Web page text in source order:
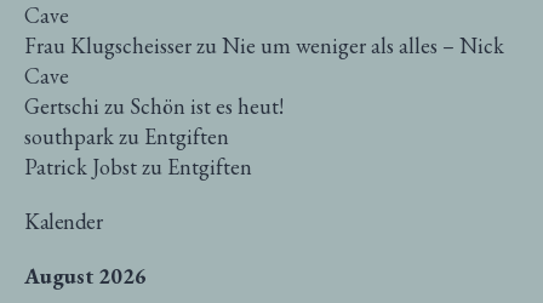
Cave
Frau Klugscheisserzu Nie um weniger als alles – Nick
Cave
Gertschi zu Schön ist es heut!
southparkzu Entgiften
Patrick Jobstzu Entgiften
Kalender
August 2026